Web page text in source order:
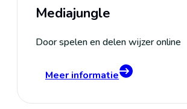
Mediajungle
Door spelen en delen wijzer online
Meer informatie